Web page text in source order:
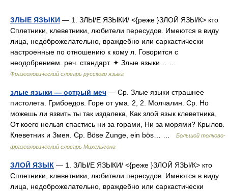
ЗЛЫЕ ЯЗЫКИ — 1. ЗЛЫ/Е ЯЗЫКИ/ <{реже }ЗЛОЙ ЯЗЫ/К> кто
Сплетники, клеветники, любители пересудов. Имеются в виду
лица, недоброжелательно, враждебно или саркастически
настроенные по отношению к кому л. Говорится с
неодобрением. реч. стандарт. ✦ Злые языки… …
Фразеологический словарь русского языка
злые языки — острый меч — Ср. Злые языки страшнее
пистолета. Грибоедов. Горе от ума. 2, 2. Молчалин. Ср. Но
можешь ли язвить ты так издалека, Как злой язык клеветника,
От коего нельзя спастись ни за горами, Ни за морями? Крылов.
Клеветник и Змея. Ср. Böse Zunge, ein bös… …
Большой толково-
фразеологический словарь Михельсона
ЗЛОЙ ЯЗЫК — 1. ЗЛЫ/Е ЯЗЫКИ/ <{реже }ЗЛОЙ ЯЗЫ/К> кто
Сплетники, клеветники, любители пересудов. Имеются в виду
лица, недоброжелательно, враждебно или саркастически